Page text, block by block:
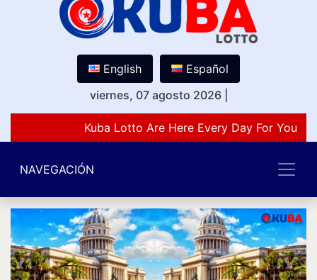
English
Español
viernes, 07 agosto 2026
Kuba Lotto Are Here Every Day For You
NAVEGACIÓN